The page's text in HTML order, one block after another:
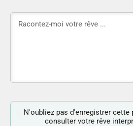
N'oubliez pas d'enregistrer cette
consulter votre rêve